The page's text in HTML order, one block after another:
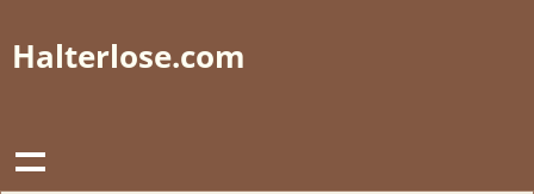
Halterlose.com